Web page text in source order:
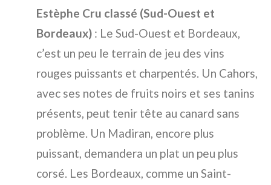
Estèphe Cru classé (Sud-Ouest et
Bordeaux) : Le Sud-Ouest et Bordeaux,
c’est un peu le terrain de jeu des vins
rouges puissants et charpentés. Un Cahors,
avec ses notes de fruits noirs et ses tanins
présents, peut tenir tête au canard sans
problème. Un Madiran, encore plus
puissant, demandera un plat un peu plus
corsé. Les Bordeaux, comme un Saint-